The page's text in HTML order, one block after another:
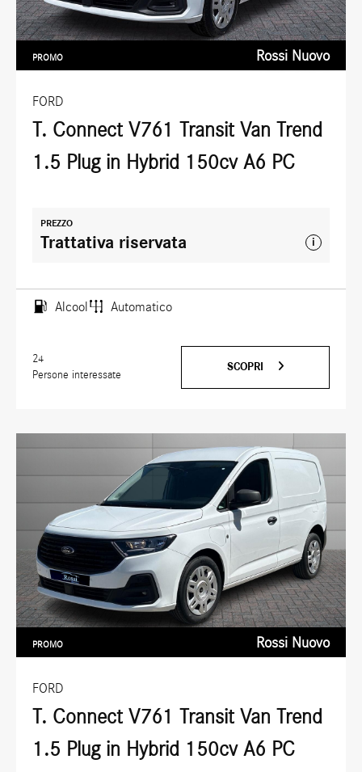
FORD
T. Connect V761 Transit Van Trend
1.5 Plug in Hybrid 150cv A6 PC
PROMO Rossi Nuovo
PREZZO
Trattativa riservata i
Alcool Automatico
24
Persone interessate
SCOPRI
FORD
T. Connect V761 Transit Van Trend
1.5 Plug in Hybrid 150cv A6 PC
PROMO Rossi Nuovo